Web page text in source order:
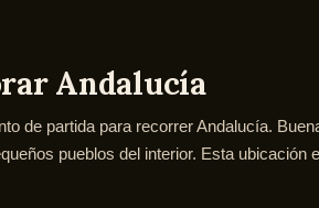
Andalucía
de partida para recorrer Andalucía.
pueblos del interior. Esta